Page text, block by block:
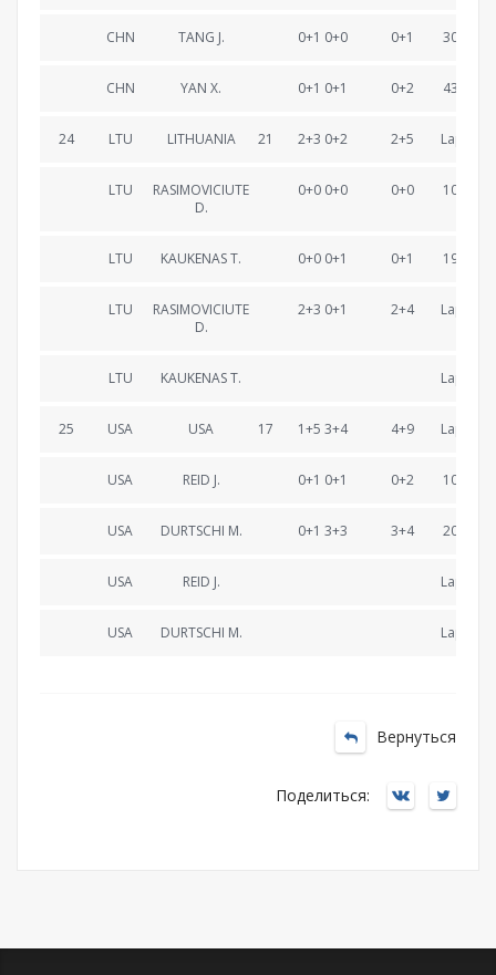
CHN TANG J. 0+1 0+0 0+1 30:06.8
CHN YAN X. 0+1 0+1 0+2 43:14.8
24 LTU LITHUANIA 21 2+3 0+2 2+5 Lapped
LTU
RASIMOVICIUTE
D.
0+0 0+0 0+0 10:31.1
LTU KAUKENAS T. 0+0 0+1 0+1 19:21.8
LTU
RASIMOVICIUTE
D.
2+3 0+1 2+4 Lapped
LTU KAUKENAS T. Lapped
25 USA USA 17 1+5 3+4 4+9 Lapped
USA REID J. 0+1 0+1 0+2 10:19.4
USA DURTSCHI M. 0+1 3+3 3+4 20:59.6
USA REID J. Lapped
USA DURTSCHI M. Lapped
Вернуться
Поделиться: